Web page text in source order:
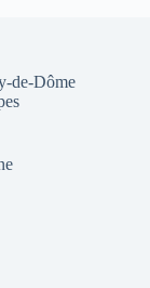
de-Dôme